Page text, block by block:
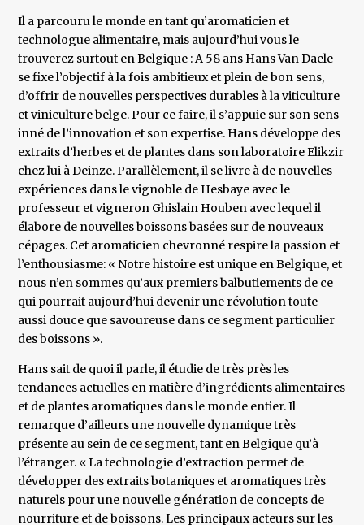
Il a parcouru le monde en tant qu’aromaticien et
technologue alimentaire, mais aujourd’hui vous le
trouverez surtout en Belgique : A 58 ans Hans Van Daele
se fixe l’objectif à la fois ambitieux et plein de bon sens,
d’offrir de nouvelles perspectives durables à la viticulture
et viniculture belge. Pour ce faire, il s’appuie sur son sens
inné de l’innovation et son expertise. Hans développe des
extraits d’herbes et de plantes dans son laboratoire Elikzir
chez lui à Deinze. Parallèlement, il se livre à de nouvelles
expériences dans le vignoble de Hesbaye avec le
professeur et vigneron Ghislain Houben avec lequel il
élabore de nouvelles boissons basées sur de nouveaux
cépages. Cet aromaticien chevronné respire la passion et
l’enthousiasme: « Notre histoire est unique en Belgique, et
nous n’en sommes qu’aux premiers balbutiements de ce
qui pourrait aujourd’hui devenir une révolution toute
aussi douce que savoureuse dans ce segment particulier
des boissons ».
Hans sait de quoi il parle, il étudie de très près les
tendances actuelles en matière d’ingrédients alimentaires
et de plantes aromatiques dans le monde entier. Il
remarque d’ailleurs une nouvelle dynamique très
présente au sein de ce segment, tant en Belgique qu’à
l’étranger. « La technologie d’extraction permet de
développer des extraits botaniques et aromatiques très
naturels pour une nouvelle génération de concepts de
nourriture et de boissons. Les principaux acteurs sur les